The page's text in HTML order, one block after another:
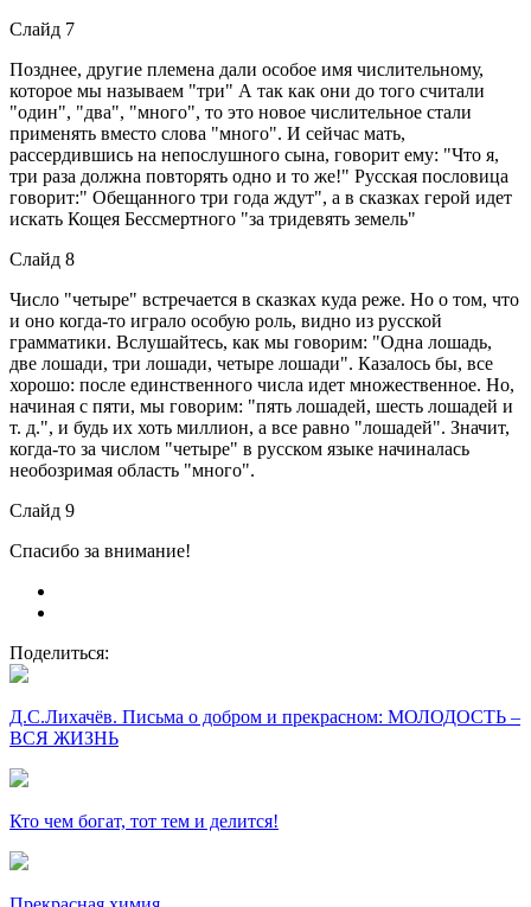
Слайд 7
Позднее, другие племена дали особое имя числительному,
которое мы называем "три" А так как они до того считали
"один", "два", "много", то это новое числительное стали
применять вместо слова "много". И сейчас мать,
рассердившись на непослушного сына, говорит ему: "Что я,
три раза должна повторять одно и то же!" Русская пословица
говорит:" Обещанного три года ждут", а в сказках герой идет
искать Кощея Бессмертного "за тридевять земель"
Слайд 8
Число "четыре" встречается в сказках куда реже. Но о том, что
и оно когда-то играло особую роль, видно из русской
грамматики. Вслушайтесь, как мы говорим: "Одна лошадь,
две лошади, три лошади, четыре лошади". Казалось бы, все
хорошо: после единственного числа идет множественное. Но,
начиная с пяти, мы говорим: "пять лошадей, шесть лошадей и
т. д.", и будь их хоть миллион, а все равно "лошадей". Значит,
когда-то за числом "четыре" в русском языке начиналась
необозримая область "много".
Слайд 9
Спасибо за внимание!
Поделиться:
Д.С.Лихачёв. Письма о добром и прекрасном: МОЛОДОСТЬ –
ВСЯ ЖИЗНЬ
Кто чем богат, тот тем и делится!